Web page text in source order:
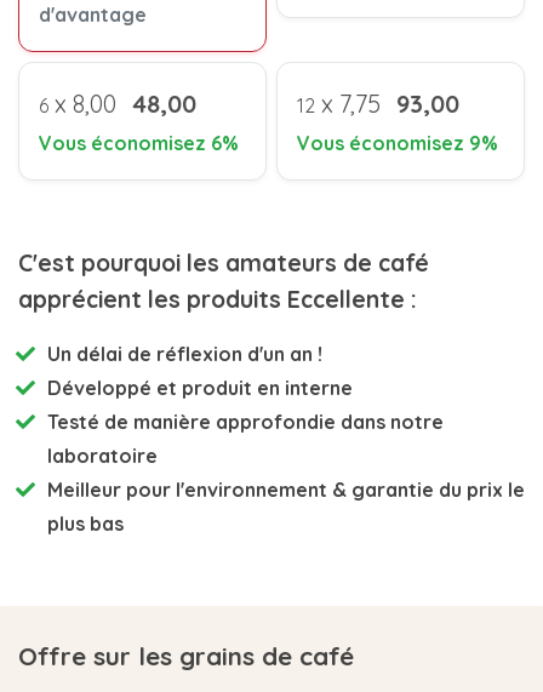
d'avantage
6 x 8,00 48,00
Vous économisez 6%
12 x 7,75 93,00
Vous économisez 9%
C'est pourquoi les amateurs de café
apprécient les produits Eccellente :
Un délai de réflexion d'un an !
Développé et produit en interne
Testé de manière approfondie dans notre
laboratoire
Meilleur pour l'environnement & garantie du prix le
plus bas
Offre sur les grains de café